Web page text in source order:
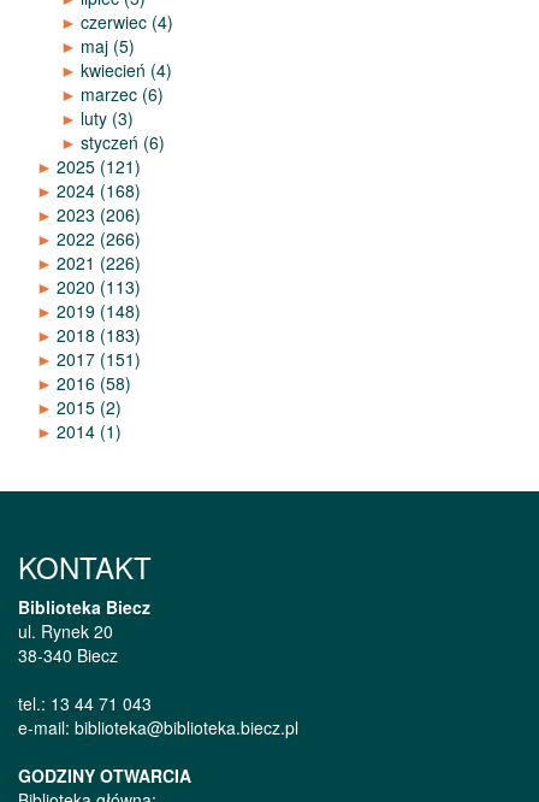
► czerwiec (4)
► maj (5)
► kwiecień (4)
► marzec (6)
► luty (3)
► styczeń (6)
► 2025 (121)
► 2024 (168)
► 2023 (206)
► 2022 (266)
► 2021 (226)
► 2020 (113)
► 2019 (148)
► 2018 (183)
► 2017 (151)
► 2016 (58)
► 2015 (2)
► 2014 (1)
KONTAKT
Biblioteka Biecz
ul. Rynek 20
38-340 Biecz
tel.: 13 44 71 043
e-mail: biblioteka@biblioteka.biecz.pl
GODZINY OTWARCIA